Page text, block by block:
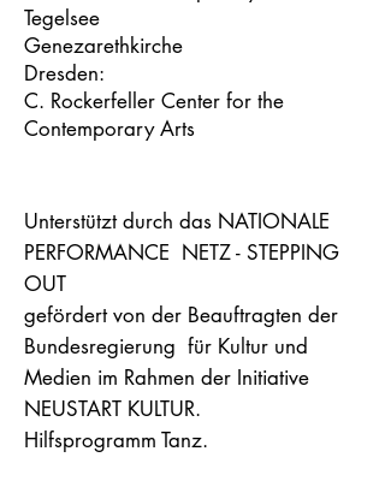
Tegelsee
Genezarethkirche
Dresden:
C. Rockerfeller Center for the
Contemporary Arts
Unterstützt durch das NATIONALE
PERFORMANCE NETZ - STEPPING
OUT
gefördert von der Beauftragten der
Bundesregierung für Kultur und
Medien im Rahmen der Initiative
NEUSTART KULTUR.
Hilfsprogramm Tanz.